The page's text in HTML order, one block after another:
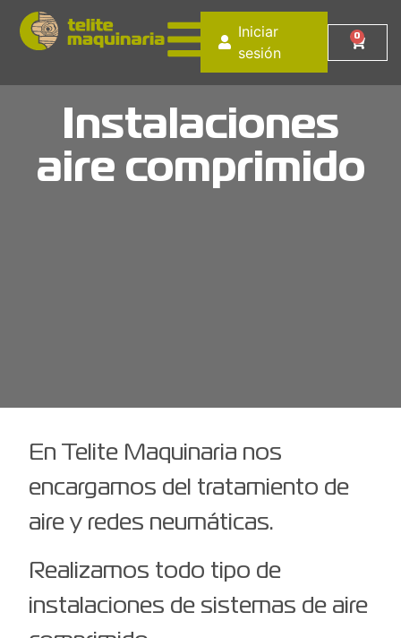
0
Iniciar
sesión
Instalaciones
aire comprimido
En Telite Maquinaria nos
encargamos del tratamiento de
aire y redes neumáticas.
Realizamos todo tipo de
instalaciones de sistemas de aire